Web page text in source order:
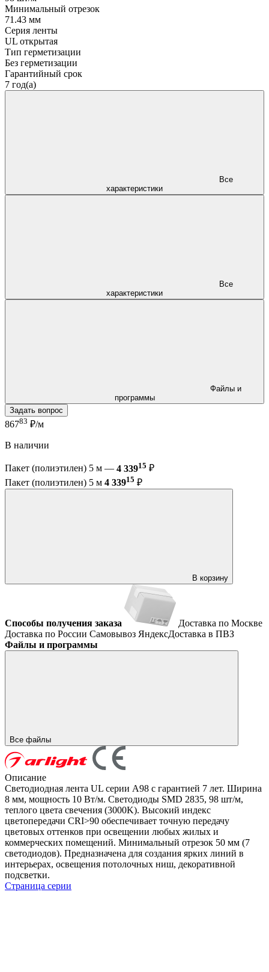
Минимальный отрезок
71.43 мм
Серия ленты
UL открытая
Тип герметизации
Без герметизации
Гарантийный срок
7 год(а)
характеристики
характеристики
программы
Задать вопрос
86783 ₽/м
В наличии
Пакет (полиэтилен) 5 м — 4 33915 ₽
Пакет (полиэтилен) 5 м 4 33915 ₽
В корзину
Способы получения заказа
Доставка по Москве
Доставка по России Самовывоз ЯндексДоставка в ПВЗ
Файлы и программы
Все файлы
Описание
Светодиодная лента UL серии A98 с гарантией 7 лет. Ширина
8 мм, мощность 10 Вт/м. Светодиоды SMD 2835, 98 шт/м,
теплого цвета свечения (3000K). Высокий индекс
цветопередачи CRI>90 обеспечивает точную передачу
цветовых оттенков при освещении любых жилых и
коммерческих помещений. Минимальный отрезок 50 мм (7
светодиодов). Предназначена для создания ярких линий в
интерьерах, освещения потолочных ниш, декоративной
подсветки.
Страница серии